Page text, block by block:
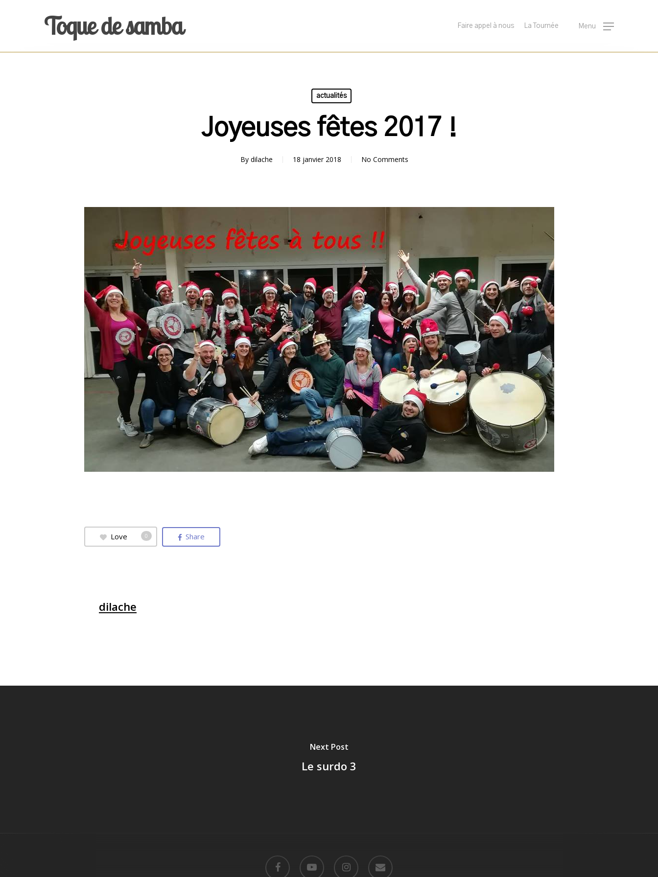
Toque de samba Faire appel à nous La Tournée Menu
actualités
Joyeuses fêtes 2017 !
By dilache 18 janvier 2018 No Comments
Love 0 Share
dilache
Next Post
Le surdo 3
facebook youtube instagram email